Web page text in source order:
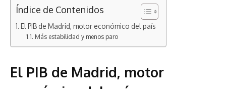
Índice de Contenidos
El PIB de Madrid, motor económico del país
Más estabilidad y menos paro
El PIB de Madrid, motor